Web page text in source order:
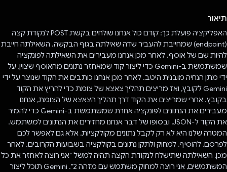
תיאור
האפליקציה פועלת כך: קודם כול אנחנו שולחים בקשת POST לנקודת קצה
(endpoint) שמחייבת להעביר שדה שאילתה בגוף הבקשה. השאילתה חייבת
להיות שם של אוסף. לאחר מכן אנחנו מעבירים את השאילתה לפונקציה
שמשתמשת ב-Gemini כדי ליצור קוד שמאחזר נתונים מהאוסף שצוין, על
ידי מתן הנחיה מובנית היטב. לאחר מכן אנחנו כותבים את הקוד שנוצר על ידי
Gemini לקובץ, ואז מריצים תהליך צאצא של צומת כדי להריץ את הקוד
בקובץ. אחרי שמריצים את הקוד דרך תהליך הצאצא של הצומת, אנחנו
מעבירים את הנתונים לפונקציה אחרת שמשתמשת ב-Gemini כדי להמיר
את הקוד ל-JSON, ובסופו של דבר אנחנו מחזירים את הנתונים למשתמש.
המטרה שלנו היא לא רק לקבל נתונים מקולקציות, אלא גם לאפשר לכם
לפרסם, להוסיף, למחוק ולתקן נתונים בקולקציה בשבועות הקרובים. לאחר
מכן, השאילתה שתישלח לנקודת הקצה תהיה למשל "אני רוצה לאחזר את כל
המשתמשים, אני רוצה למחוק משתמש עם מזהה 2". ‏Gemini תוכל ליצור